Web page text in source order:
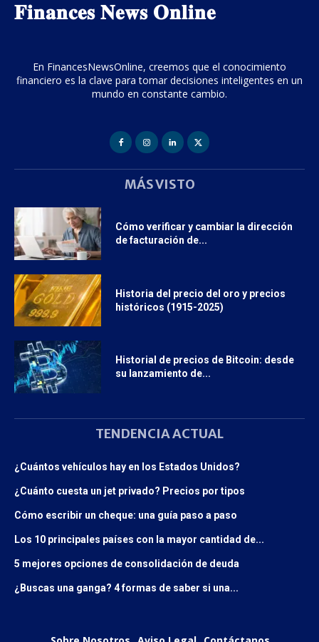
𝐅𝐢𝐧𝐚𝐧𝐜𝐞𝐬 𝐍𝐞𝐰𝐬 𝐎𝐧𝐥𝐢𝐧𝐞
En FinancesNewsOnline, creemos que el conocimiento
financiero es la clave para tomar decisiones inteligentes en un
mundo en constante cambio.
MÁS VISTO
Cómo verificar y cambiar la dirección
de facturación de...
Historia del precio del oro y precios
históricos (1915-2025)
Historial de precios de Bitcoin: desde
su lanzamiento de...
TENDENCIA ACTUAL
¿Cuántos vehículos hay en los Estados Unidos?
¿Cuánto cuesta un jet privado? Precios por tipos
Cómo escribir un cheque: una guía paso a paso
Los 10 principales países con la mayor cantidad de...
5 mejores opciones de consolidación de deuda
¿Buscas una ganga? 4 formas de saber si una...